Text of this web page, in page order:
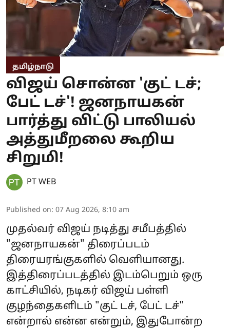
தமிழ்நாடு
விஜய் சொன்ன 'குட் டச்;
பேட் டச்'! ஜனநாயகன்
பார்த்து விட்டு பாலியல்
அத்துமீறலை கூறிய
சிறுமி!
PT WEB
Published on: 07 Aug 2026, 8:10 am
முதல்வர் விஜய் நடித்து சமீபத்தில்
"ஜனநாயகன்" திரைப்படம்
திரையரங்குகளில் வெளியானது.
இத்திரைப்படத்தில் இடம்பெறும் ஒரு
காட்சியில், நடிகர் விஜய் பள்ளி
குழந்தைகளிடம் "குட் டச், பேட் டச்"
என்றால் என்ன என்றும், இதுபோன்ற